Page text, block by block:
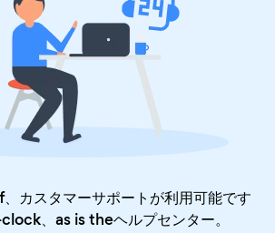
カスタマーサポートが利用可能です
、as is theヘルプセンター。